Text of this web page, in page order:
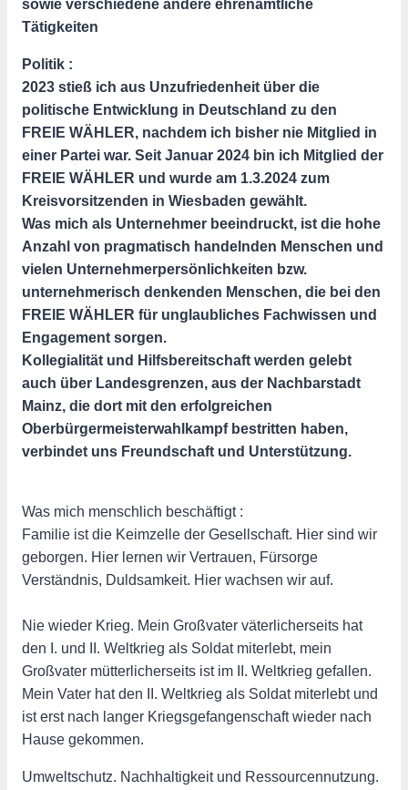
sowie verschiedene andere ehrenamtliche
Tätigkeiten
Politik :
2023 stieß ich aus Unzufriedenheit über die
politische Entwicklung in Deutschland zu den
FREIE WÄHLER, nachdem ich bisher nie Mitglied in
einer Partei war. Seit Januar 2024 bin ich Mitglied der
FREIE WÄHLER und wurde am 1.3.2024 zum
Kreisvorsitzenden in Wiesbaden gewählt.
Was mich als Unternehmer beeindruckt, ist die hohe
Anzahl von pragmatisch handelnden Menschen und
vielen Unternehmerpersönlichkeiten bzw.
unternehmerisch denkenden Menschen, die bei den
FREIE WÄHLER für unglaubliches Fachwissen und
Engagement sorgen.
Kollegialität und Hilfsbereitschaft werden gelebt
auch über Landesgrenzen, aus der Nachbarstadt
Mainz, die dort mit den erfolgreichen
Oberbürgermeisterwahlkampf bestritten haben,
verbindet uns Freundschaft und Unterstützung.
Was mich menschlich beschäftigt :
Familie ist die Keimzelle der Gesellschaft. Hier sind wir
geborgen. Hier lernen wir Vertrauen, Fürsorge
Verständnis, Duldsamkeit. Hier wachsen wir auf.
Nie wieder Krieg. Mein Großvater väterlicherseits hat
den I. und II. Weltkrieg als Soldat miterlebt, mein
Großvater mütterlicherseits ist im II. Weltkrieg gefallen.
Mein Vater hat den II. Weltkrieg als Soldat miterlebt und
ist erst nach langer Kriegsgefangenschaft wieder nach
Hause gekommen.
Umweltschutz. Nachhaltigkeit und Ressourcennutzung.